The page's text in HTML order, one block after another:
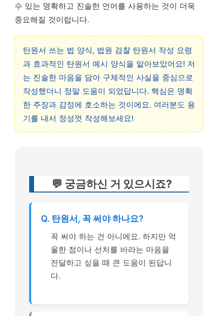
수 있는 명확하고 진솔한 언어를 사용하는 것이 더욱
중요해질 것이랍니다.
탄원서 쓰는 법 양식, 법원 검찰 탄원서 작성 요령
과 효과적인 탄원서 예시 양식을 알아보았어요! 저
는 진솔한 마음을 담아 구체적인 사실을 중심으로
작성했더니 정말 도움이 되었답니다. 핵심은 명확
한 주장과 감정에 호소하는 것이에요. 여러분도 용
기를 내서 정성껏 작성해보세요!
💬 궁금하신 거 있으시죠?
Q. 탄원서, 꼭 써야 하나요?
꼭 써야 하는 건 아니에요. 하지만 억
울한 점이나 선처를 바라는 마음을
전달하고 싶을 때 큰 도움이 된답니
다.